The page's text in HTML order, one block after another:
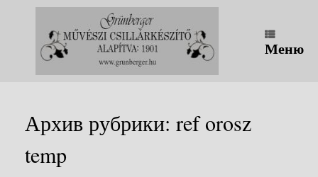
содержанию
Меню
Архив рубрики: ref orosz
temp